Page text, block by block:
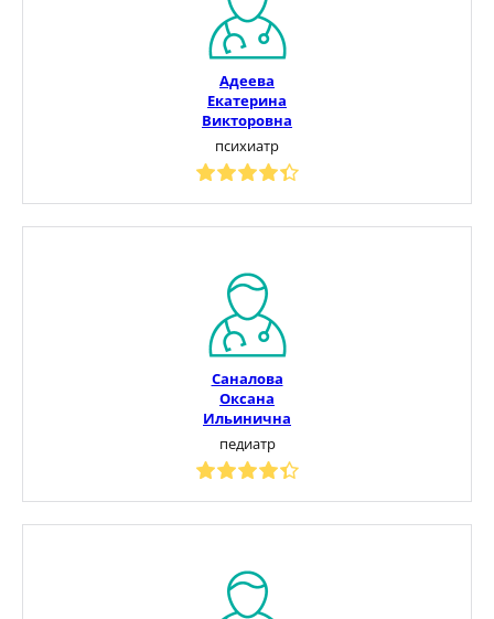
Адеева
Екатерина
Викторовна
психиатр
Саналова
Оксана
Ильинична
педиатр